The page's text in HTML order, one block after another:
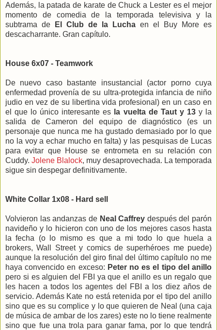
Además, la patada de karate de Chuck a Lester es el mejor
momento de comedia de la temporada televisiva y la
subtrama de
El Club de la Lucha en el Buy More es
descacharrante. Gran capítulo.
House 6x07 - Teamwork
De nuevo caso bastante insustancial (actor porno cuya
enfermedad provenía de su ultra-protegida infancia de niño
judio en vez de su libertina vida profesional) en un caso en
el que lo único interesante es la vuelta de Taut y 13y la
salida de Cameron del equipo de diagnóstico (es un
personaje que nunca me ha gustado demasiado por lo que
no la voy a echar mucho en falta) y las pesquisas de Lucas
para evitar que House se entrometa en su relación con
Cuddy. Jolene Blalock, muy desaprovechada. La temporada
sigue sin despegar definitivamente.
White Collar 1x08 - Hard sell
Volvieron las andanzas de Neal Caffrey después del parón
navideño y lo hicieron con uno de los mejores casos hasta
la fecha (o lo mismo es que a mi todo lo que huela a
brokers, Wall Street y comics de superhéroes me puede)
aunque la resolución del giro final del último capítulo no me
haya convencido en exceso: Peter no es el tipo del anillo
pero si es alguien del FBI ya que el anillo es un regalo que
les hacen a todos los agentes del FBI a los diez años de
servicio. Además Kate no está retenida por el tipo del anillo
sino que es su complice y lo que quieren de Neal (una caja
de música de ambar de los zares) este no lo tiene realmente
sino que fue una trola para ganar fama, por lo que tendrá